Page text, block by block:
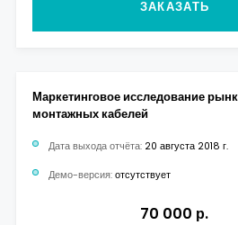
ЗАКАЗАТЬ
Маркетинговое исследование
монтажных кабелей
Дата выхода отчёта: 20 августа 2018 г.
Демо-версия: отсутствует
70 000 р.